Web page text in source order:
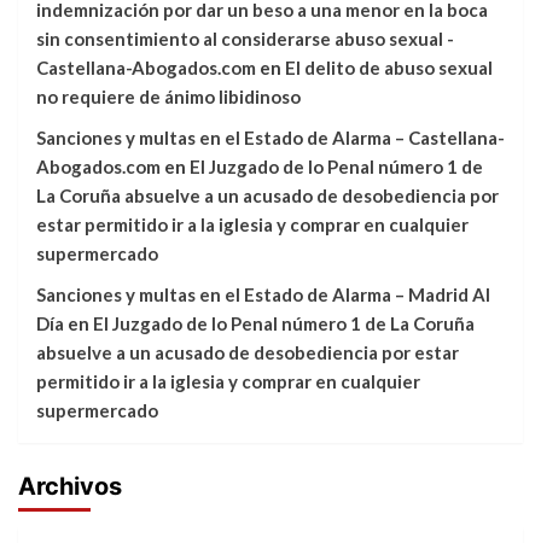
indemnización por dar un beso a una menor en la boca
sin consentimiento al considerarse abuso sexual -
Castellana-Abogados.com en El delito de abuso sexual
no requiere de ánimo libidinoso
Sanciones y multas en el Estado de Alarma – Castellana-
Abogados.com en El Juzgado de lo Penal número 1 de
La Coruña absuelve a un acusado de desobediencia por
estar permitido ir a la iglesia y comprar en cualquier
supermercado
Sanciones y multas en el Estado de Alarma – Madrid Al
Día en El Juzgado de lo Penal número 1 de La Coruña
absuelve a un acusado de desobediencia por estar
permitido ir a la iglesia y comprar en cualquier
supermercado
Archivos